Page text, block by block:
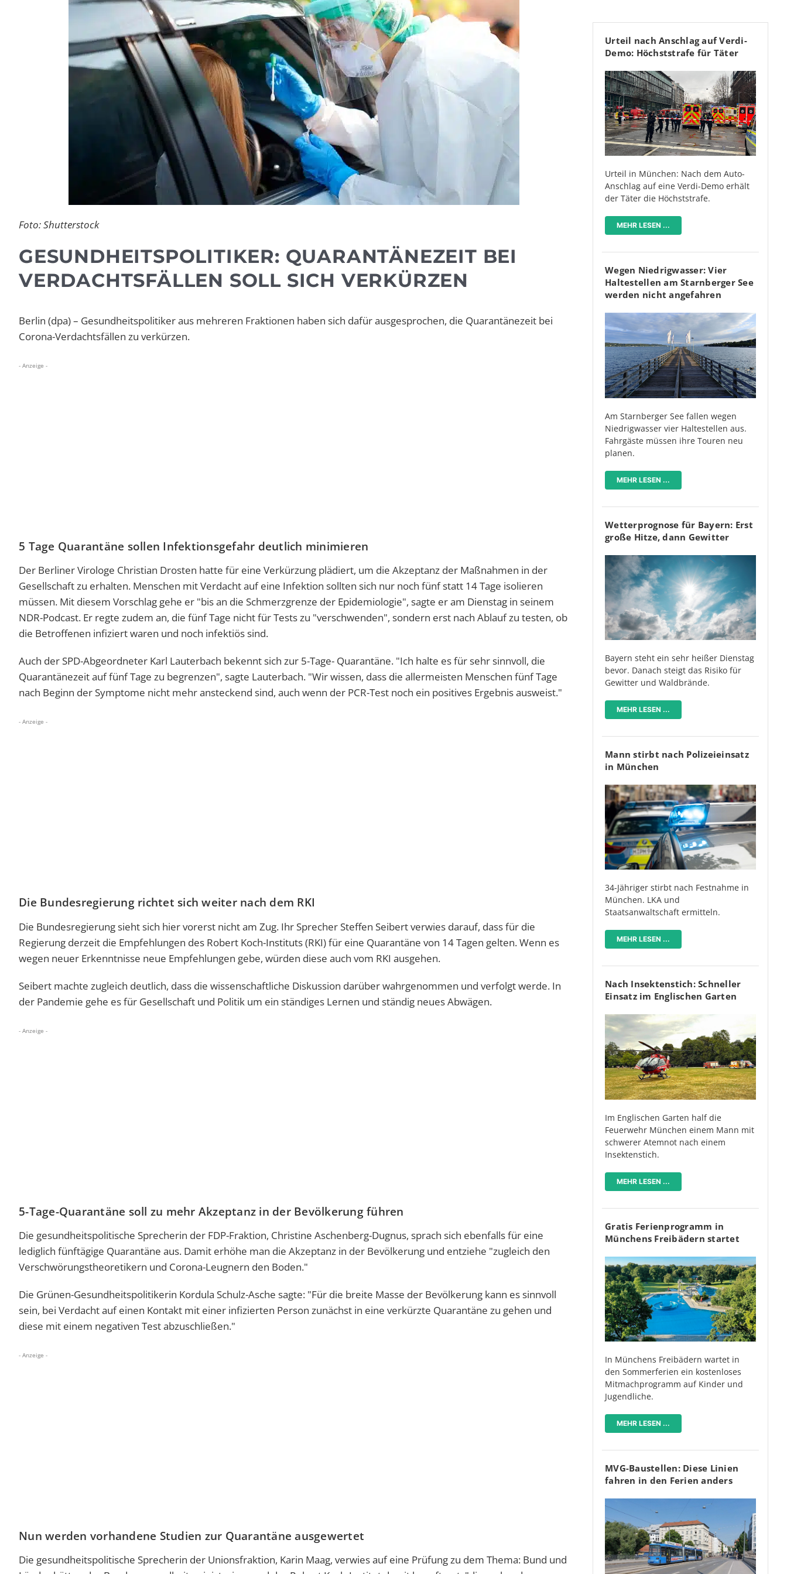
Foto: Shutterstock
GESUNDHEITSPOLITIKER: QUARANTÄNEZEIT BEI
VERDACHTSFÄLLEN SOLL SICH VERKÜRZEN
Berlin (dpa) – Gesundheitspolitiker aus mehreren Fraktionen haben sich dafür ausgesprochen, die Quarantänezeit bei
Corona-Verdachtsfällen zu verkürzen.
- Anzeige -
5 Tage Quarantäne sollen Infektionsgefahr deutlich minimieren
Der Berliner Virologe Christian Drosten hatte für eine Verkürzung plädiert, um die Akzeptanz der Maßnahmen in der
Gesellschaft zu erhalten. Menschen mit Verdacht auf eine Infektion sollten sich nur noch fünf statt 14 Tage isolieren
müssen. Mit diesem Vorschlag gehe er "bis an die Schmerzgrenze der Epidemiologie", sagte er am Dienstag in seinem
NDR-Podcast. Er regte zudem an, die fünf Tage nicht für Tests zu "verschwenden", sondern erst nach Ablauf zu testen, ob
die Betroffenen infiziert waren und noch infektiös sind.
Auch der SPD-Abgeordneter Karl Lauterbach bekennt sich zur 5-Tage- Quarantäne. "Ich halte es für sehr sinnvoll, die
Quarantänezeit auf fünf Tage zu begrenzen", sagte Lauterbach. "Wir wissen, dass die allermeisten Menschen fünf Tage
nach Beginn der Symptome nicht mehr ansteckend sind, auch wenn der PCR-Test noch ein positives Ergebnis ausweist."
- Anzeige -
Die Bundesregierung richtet sich weiter nach dem RKI
Die Bundesregierung sieht sich hier vorerst nicht am Zug. Ihr Sprecher Steffen Seibert verwies darauf, dass für die
Regierung derzeit die Empfehlungen des Robert Koch-Instituts (RKI) für eine Quarantäne von 14 Tagen gelten. Wenn es
wegen neuer Erkenntnisse neue Empfehlungen gebe, würden diese auch vom RKI ausgehen.
Seibert machte zugleich deutlich, dass die wissenschaftliche Diskussion darüber wahrgenommen und verfolgt werde. In
der Pandemie gehe es für Gesellschaft und Politik um ein ständiges Lernen und ständig neues Abwägen.
- Anzeige -
5-Tage-Quarantäne soll zu mehr Akzeptanz in der Bevölkerung führen
Die gesundheitspolitische Sprecherin der FDP-Fraktion, Christine Aschenberg-Dugnus, sprach sich ebenfalls für eine
lediglich fünftägige Quarantäne aus. Damit erhöhe man die Akzeptanz in der Bevölkerung und entziehe "zugleich den
Verschwörungstheoretikern und Corona-Leugnern den Boden."
Die Grünen-Gesundheitspolitikerin Kordula Schulz-Asche sagte: "Für die breite Masse der Bevölkerung kann es sinnvoll
sein, bei Verdacht auf einen Kontakt mit einer infizierten Person zunächst in eine verkürzte Quarantäne zu gehen und
diese mit einem negativen Test abzuschließen."
- Anzeige -
Nun werden vorhandene Studien zur Quarantäne ausgewertet
Die gesundheitspolitische Sprecherin der Unionsfraktion, Karin Maag, verwies auf eine Prüfung zu dem Thema: Bund und
Urteil nach Anschlag auf Verdi-
Demo: Höchststrafe für Täter
Urteil in München: Nach dem Auto-
Anschlag auf eine Verdi-Demo erhält
der Täter die Höchststrafe.
MEHR LESEN ...
Wegen Niedrigwasser: Vier
Haltestellen am Starnberger See
werden nicht angefahren
Am Starnberger See fallen wegen
Niedrigwasser vier Haltestellen aus.
Fahrgäste müssen ihre Touren neu
planen.
MEHR LESEN ...
Wetterprognose für Bayern: Erst
große Hitze, dann Gewitter
Bayern steht ein sehr heißer Dienstag
bevor. Danach steigt das Risiko für
Gewitter und Waldbrände.
MEHR LESEN ...
Mann stirbt nach Polizeieinsatz
in München
34-Jähriger stirbt nach Festnahme in
München. LKA und
Staatsanwaltschaft ermitteln.
MEHR LESEN ...
Nach Insektenstich: Schneller
Einsatz im Englischen Garten
Im Englischen Garten half die
Feuerwehr München einem Mann mit
schwerer Atemnot nach einem
Insektenstich.
MEHR LESEN ...
Gratis Ferienprogramm in
Münchens Freibädern startet
In Münchens Freibädern wartet in
den Sommerferien ein kostenloses
Mitmachprogramm auf Kinder und
Jugendliche.
MEHR LESEN ...
MVG-Baustellen: Diese Linien
fahren in den Ferien anders